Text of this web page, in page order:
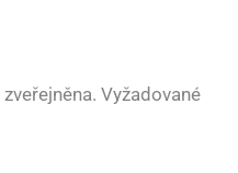
Vyžadované